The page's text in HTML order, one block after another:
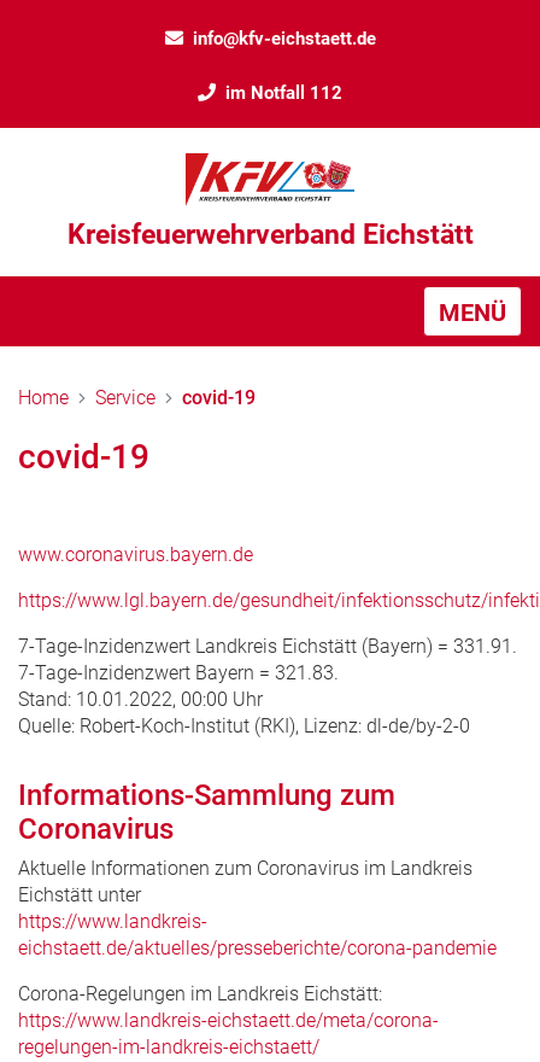
info@kfv-eichstaett.de
im Notfall 112
Kreisfeuerwehrverband Eichstätt
MENÜ
Home Service covid-19
covid-19
www.coronavirus.bayern.de
https://www.lgl.bayern.de/gesundheit/infektionsschutz/
7-Tage-Inzidenzwert Landkreis Eichstätt (Bayern) = 331.91 .
7-Tage-Inzidenzwert Bayern = 321.83.
Stand: 10.01.2022, 00:00 Uhr
Quelle: Robert-Koch-Institut (RKI), Lizenz: dl-de/by-2-0
Informations-Sammlung zum
Coronavirus
Aktuelle Informationen zum Coronavirus im Landkreis
Eichstätt unter
https://www.landkreis-
eichstaett.de/aktuelles/presseberichte/corona-pandemie
Corona-Regelungen im Landkreis Eichstätt:
https://www.landkreis-eichstaett.de/meta/corona-
regelungen-im-landkreis-eichstaett/